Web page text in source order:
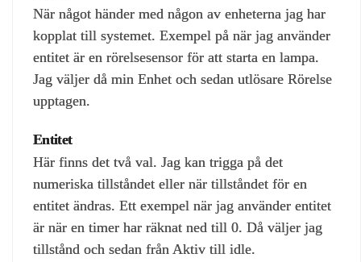
När något händer med någon av enheterna jag har
kopplat till systemet. Exempel på när jag använder
entitet är en rörelsesensor för att starta en lampa.
Jag väljer då min Enhet och sedan utlösare Rörelse
upptagen.
Entitet
Här finns det två val. Jag kan trigga på det
numeriska tillståndet eller när tillståndet för en
entitet ändras. Ett exempel när jag använder entitet
är när en timer har räknat ned till 0. Då väljer jag
tillstånd och sedan från Aktiv till idle.